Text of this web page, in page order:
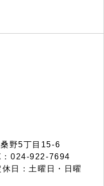
野5丁目15-6
024-922-7694
日：土曜日・日曜